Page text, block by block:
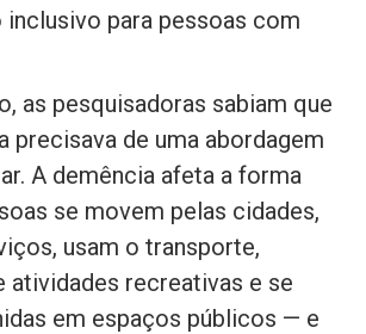
inclusivo para pessoas com
as pesquisadoras sabiam que
precisava de uma abordagem
A demência afeta a forma
se movem pelas cidades,
usam o transporte,
atividades recreativas e se
em espaços públicos — e